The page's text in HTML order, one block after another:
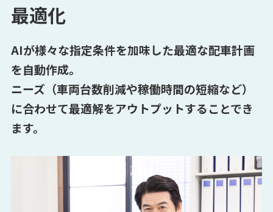
最適化
AIが様々な指定条件を加味した最適な配車計画
を自動作成。
ニーズ（車両台数削減や稼働時間の短縮など）
に合わせて最適解をアウトプットすることでき
ます。